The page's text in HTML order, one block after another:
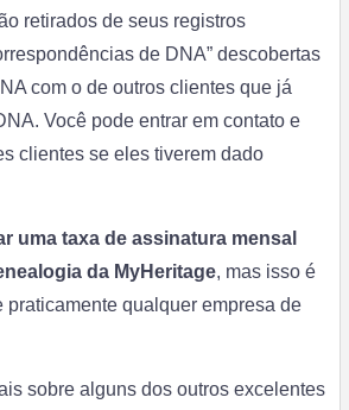
retirados de seus registros
de DNA” descobertas
com o de outros clientes que já
Você pode entrar em contato e
clientes se eles tiverem dado
uma taxa de assinatura mensal
da MyHeritage, mas isso é
praticamente qualquer empresa de
sobre alguns dos outros excelentes